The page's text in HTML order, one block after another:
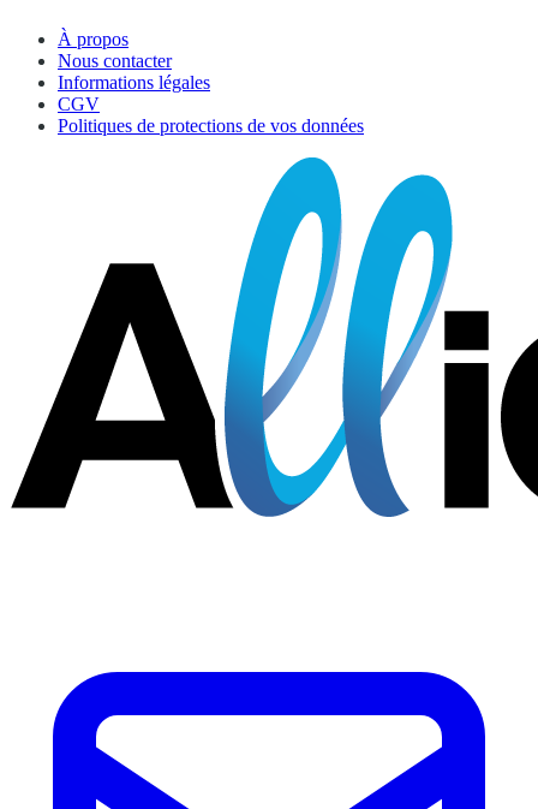
À propos
Nous contacter
Informations légales
CGV
Politiques de protections de vos données